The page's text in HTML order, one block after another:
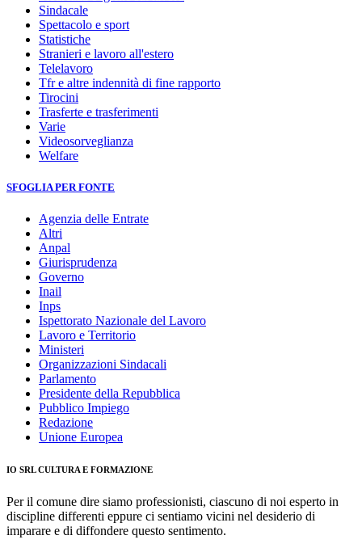
Sindacale
Spettacolo e sport
Statistiche
Stranieri e lavoro all'estero
Telelavoro
Tfr e altre indennità di fine rapporto
Tirocini
Trasferte e trasferimenti
Varie
Videosorveglianza
Welfare
SFOGLIA PER FONTE
Agenzia delle Entrate
Altri
Anpal
Giurisprudenza
Governo
Inail
Inps
Ispettorato Nazionale del Lavoro
Lavoro e Territorio
Ministeri
Organizzazioni Sindacali
Parlamento
Presidente della Repubblica
Pubblico Impiego
Redazione
Unione Europea
IO SRL CULTURA E FORMAZIONE
Per il comune dire siamo professionisti, ciascuno di noi esperto in
discipline differenti eppure ci sentiamo vicini nel desiderio di
imparare e di diffondere questo sentimento.